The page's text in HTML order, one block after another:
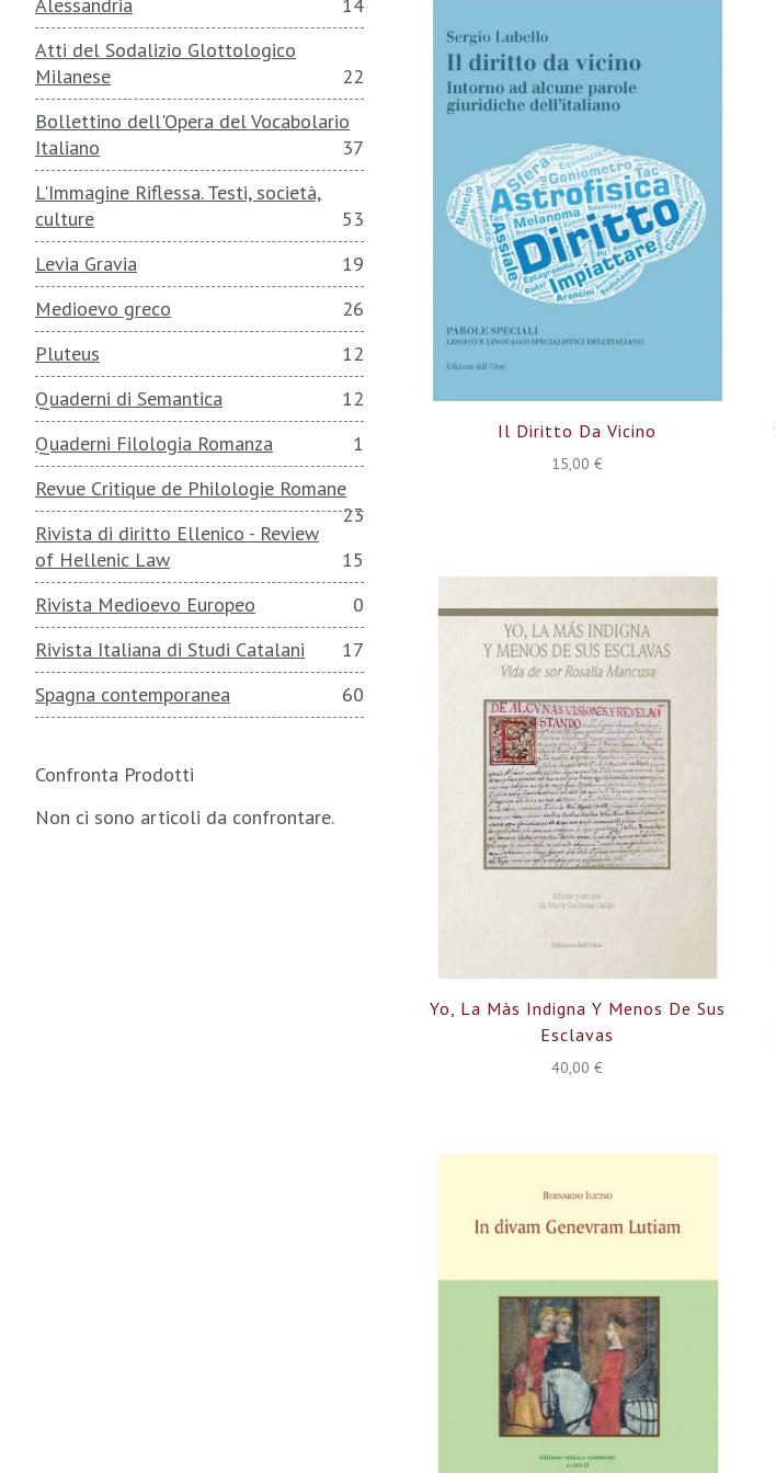
Il Diritto Da Vicino
15,00 €
Yo, La Màs Indigna Y Menos De Sus
Esclavas
40,00 €
Atti del Sodalizio Glottologico
Milanese
22
Bollettino dell'Opera del Vocabolario
Italiano
37
L'Immagine Riflessa. Testi, società,
culture
53
Levia Gravia
19
Medioevo greco
26
Pluteus
12
Quaderni di Semantica
12
Quaderni Filologia Romanza
1
Revue Critique de Philologie Romane
23
Rivista di diritto Ellenico - Review
of Hellenic Law
15
Rivista Medioevo Europeo
0
Rivista Italiana di Studi Catalani
17
Spagna contemporanea
60
Confronta Prodotti
Non ci sono articoli da confrontare.